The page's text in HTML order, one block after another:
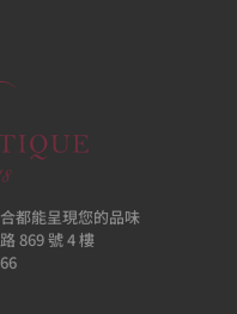
都能呈現您的品味
869 號 4 樓